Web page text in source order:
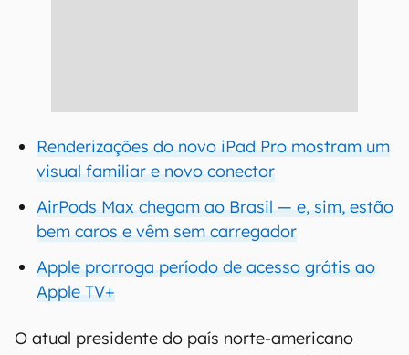
Renderizações do novo iPad Pro mostram um
visual familiar e novo conector
AirPods Max chegam ao Brasil — e, sim, estão
bem caros e vêm sem carregador
Apple prorroga período de acesso grátis ao
Apple TV+
O atual presidente do país norte-americano